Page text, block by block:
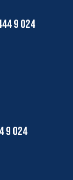
9 024
9 024